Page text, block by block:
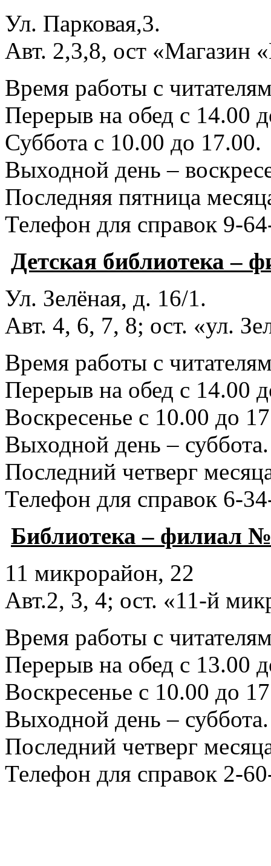
Ул. Парковая,3.
Авт. 2,3,8, ост «Магазин
Время работы с
Перерыв на обед с 14.00
Суббота с 10.00 до 17.00.
Выходной день –
Последняя пятница
Телефон для справок 9-
Детская библиотека –
Ул. Зелёная, д. 16/1.
Авт. 4, 6, 7, 8; ост. «ул.
Время работы с
Перерыв на обед с 14.00
Воскресенье с 10.00 до
Выходной день – суббота.
Последний четверг
Телефон для справок 6-
Библиотека – филиал
11 микрорайон, 22
Авт.2, 3, 4; ост. «11-й
Время работы с
Перерыв на обед с 13.00
Воскресенье с 10.00 до
Выходной день – суббота.
Последний четверг
Телефон для справок 2-